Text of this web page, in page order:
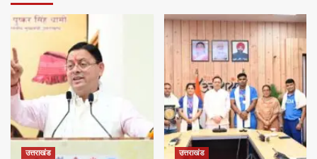
उत्तराखंड उत्तराखंड